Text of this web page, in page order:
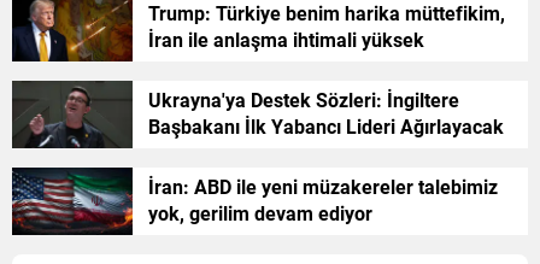
Trump: Türkiye benim harika müttefikim,
İran ile anlaşma ihtimali yüksek
Ukrayna'ya Destek Sözleri: İngiltere
Başbakanı İlk Yabancı Lideri Ağırlayacak
İran: ABD ile yeni müzakereler talebimiz
yok, gerilim devam ediyor